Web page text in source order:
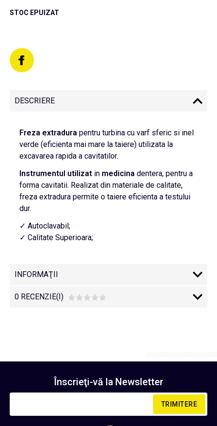
STOC EPUIZAT
DESCRIERE
Freza extradura pentru turbina cu varf sferic si inel
verde (eficienta mai mare la taiere) utilizata la
excavarea rapida a cavitatilor.
Instrumentul utilizat in medicina dentera, pentru a
forma cavitatii. Realizat din materiale de calitate,
freza extradura permite o taiere eficienta a testului
dur.
✓ Autoclavabil;
✓ Calitate Superioara;
INFORMAŢII
0 RECENZIE(I)
Înscrieţi-vă la Newsletter
TRIMITERE